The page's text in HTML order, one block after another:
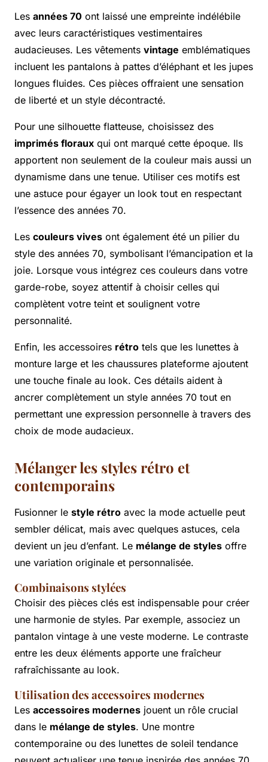
Les années 70 ont laissé une empreinte indélébile
avec leurs caractéristiques vestimentaires
audacieuses. Les vêtements vintage emblématiques
incluent les pantalons à pattes d’éléphant et les jupes
longues fluides. Ces pièces offraient une sensation
de liberté et un style décontracté.
Pour une silhouette flatteuse, choisissez des
imprimés floraux qui ont marqué cette époque. Ils
apportent non seulement de la couleur mais aussi un
dynamisme dans une tenue. Utiliser ces motifs est
une astuce pour égayer un look tout en respectant
l’essence des années 70.
Les couleurs vives ont également été un pilier du
style des années 70, symbolisant l’émancipation et la
joie. Lorsque vous intégrez ces couleurs dans votre
garde-robe, soyez attentif à choisir celles qui
complètent votre teint et soulignent votre
personnalité.
Enfin, les accessoires rétro tels que les lunettes à
monture large et les chaussures plateforme ajoutent
une touche finale au look. Ces détails aident à
ancrer complètement un style années 70 tout en
permettant une expression personnelle à travers des
choix de mode audacieux.
Mélanger les styles rétro et
contemporains
Fusionner le style rétro avec la mode actuelle peut
sembler délicat, mais avec quelques astuces, cela
devient un jeu d’enfant. Le mélange de styles offre
une variation originale et personnalisée.
Combinaisons stylées
Choisir des pièces clés est indispensable pour créer
une harmonie de styles. Par exemple, associez un
pantalon vintage à une veste moderne. Le contraste
entre les deux éléments apporte une fraîcheur
rafraîchissante au look.
Utilisation des accessoires modernes
Les accessoires modernes jouent un rôle crucial
dans le mélange de styles. Une montre
contemporaine ou des lunettes de soleil tendance